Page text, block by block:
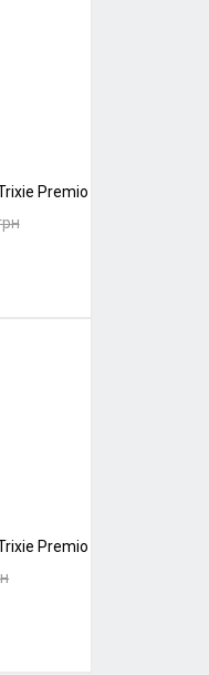
Premio Chicken Mini
Premio Ducky Hearts